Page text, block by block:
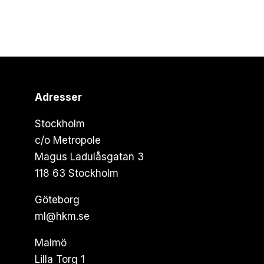
Adresser
Stockholm
c/o Metropole
Magus Ladulåsgatan 3
118 63 Stockholm
Göteborg
ml@hkm.se
Malmö
Lilla Torg 1